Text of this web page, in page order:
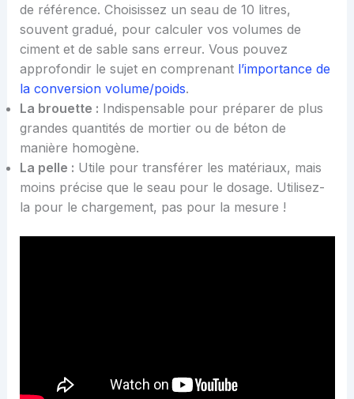
de référence. Choisissez un seau de 10 litres,
souvent gradué, pour calculer vos volumes de
ciment et de sable sans erreur. Vous pouvez
approfondir le sujet en comprenant l’importance de
la conversion volume/poids.
La brouette : Indispensable pour préparer de plus
grandes quantités de mortier ou de béton de
manière homogène.
La pelle : Utile pour transférer les matériaux, mais
moins précise que le seau pour le dosage. Utilisez-
la pour le chargement, pas pour la mesure !